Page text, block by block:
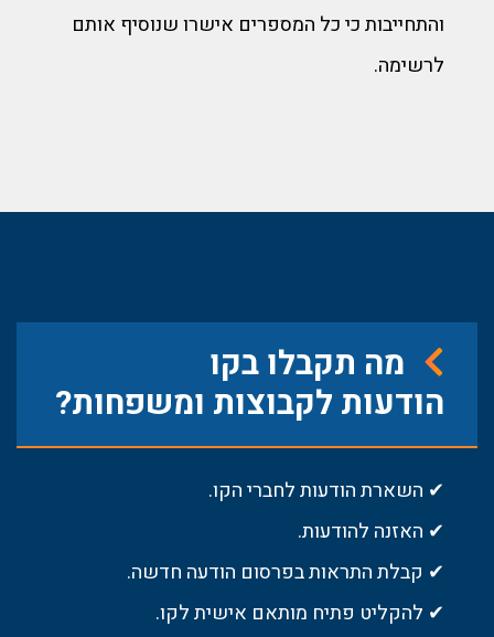
והתחייבות כי כל המספרים אישרו שנוסיף אותם
לרשימה.
מה תקבלו בקו
הודעות לקבוצות ומשפחות?
✔ השארת הודעות לחברי הקו.
✔ האזנה להודעות.
✔ קבלת התראות בפרסום הודעה חדשה.
✔ להקליט פתיח מותאם אישית לקו.